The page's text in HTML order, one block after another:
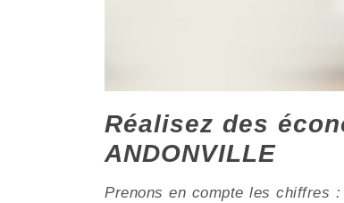
Réalisez des
ANDONVILLE
Prenons en compte les chiffres :